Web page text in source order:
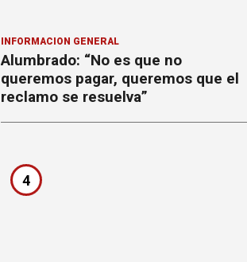
INFORMACION GENERAL
Alumbrado: “No es que no
queremos pagar, queremos que el
reclamo se resuelva”
4